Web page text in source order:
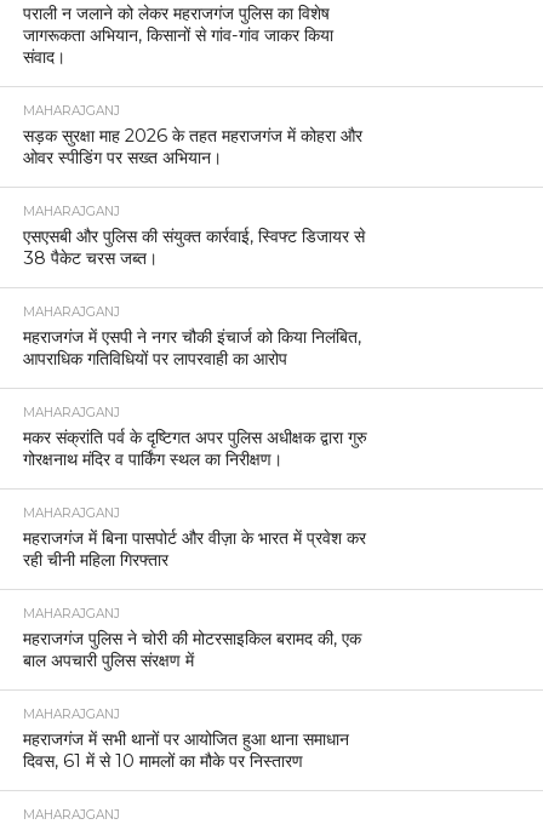
पराली न जलाने को लेकर महराजगंज पुलिस का विशेष
जागरूकता अभियान, किसानों से गांव-गांव जाकर किया
संवाद।
MAHARAJGANJ
सड़क सुरक्षा माह 2026 के तहत महराजगंज में कोहरा और
ओवर स्पीडिंग पर सख्त अभियान।
MAHARAJGANJ
एसएसबी और पुलिस की संयुक्त कार्रवाई, स्विफ्ट डिजायर से
38 पैकेट चरस जब्त।
MAHARAJGANJ
महराजगंज में एसपी ने नगर चौकी इंचार्ज को किया निलंबित,
आपराधिक गतिविधियों पर लापरवाही का आरोप
MAHARAJGANJ
मकर संक्रांति पर्व के दृष्टिगत अपर पुलिस अधीक्षक द्वारा गुरु
गोरक्षनाथ मंदिर व पार्किंग स्थल का निरीक्षण।
MAHARAJGANJ
महराजगंज में बिना पासपोर्ट और वीज़ा के भारत में प्रवेश कर
रही चीनी महिला गिरफ्तार
MAHARAJGANJ
महराजगंज पुलिस ने चोरी की मोटरसाइकिल बरामद की, एक
बाल अपचारी पुलिस संरक्षण में
MAHARAJGANJ
महराजगंज में सभी थानों पर आयोजित हुआ थाना समाधान
दिवस, 61 में से 10 मामलों का मौके पर निस्तारण
MAHARAJGANJ